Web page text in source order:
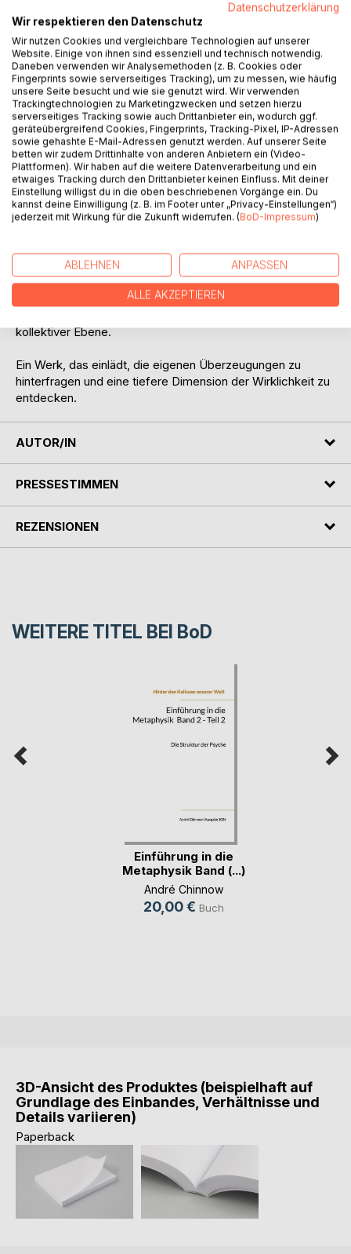
Der Autor diskutiert zentrale Konzepte wie Genie,
Aggression, Intelligenz, Charakter, Beziehungen sowie den
Umgang mit Emotionen und Konflikten. Dabei zieht er
Vergleiche zu Denkern wie Schopenhauer und Laotse und
bezieht sich auf die Seth-Texte von Jane Roberts, um
verschiedene Blickwinkel zu beleuchten.
Ein Schwerpunkt liegt auf der Kraft der Glaubenssätze und
des Willens, die unsere Realität formen. Der Text
hinterfragt die gesellschaftliche Fokussierung auf Leistung
und künstliche Hierarchien und zeigt, wie sich spirituelle
Entwicklung und soziale Strukturen gegenseitig
beeinflussen.
wahre Erkenntnis durch innere Einkehr und Mitgefühl
erreicht wird - und dass alles Seiende miteinander
verbunden ist. Daraus ergibt sich eine erweiterte
kollektiver Ebene.
Ein Werk, das einlädt, die eigenen Überzeugungen zu
hinterfragen und eine tiefere Dimension der Wirklichkeit zu
entdecken.
AUTOR/IN
PRESSESTIMMEN
REZENSIONEN
WEITERE TITEL BEI BoD
Einführung in die
Metaphysik Band (...)
André Chinnow
20,00 € Buch
3D-Ansicht des Produktes (beispielhaft auf
Grundlage des Einbandes, Verhältnisse und
Details variieren)
Paperback
Datenschutzerklärung
Wir respektieren den Datenschutz
Wir nutzen Cookies und vergleichbare Technologien auf unserer
Website. Einige von ihnen sind essenziell und technisch notwendig.
Daneben verwenden wir Analysemethoden (z. B. Cookies oder
Fingerprints sowie serverseitiges Tracking), um zu messen, wie häufig
unsere Seite besucht und wie sie genutzt wird. Wir verwenden
Trackingtechnologien zu Marketingzwecken und setzen hierzu
serverseitiges Tracking sowie auch Drittanbieter ein, wodurch ggf.
geräteübergreifend Cookies, Fingerprints, Tracking-Pixel, IP-Adressen
sowie gehashte E-Mail-Adressen genutzt werden. Auf unserer Seite
betten wir zudem Drittinhalte von anderen Anbietern ein (Video-
Plattformen). Wir haben auf die weitere Datenverarbeitung und ein
etwaiges Tracking durch den Drittanbieter keinen Einfluss. Mit deiner
Einstellung willigst du in die oben beschriebenen Vorgänge ein. Du
kannst deine Einwilligung (z. B. im Footer unter „Privacy-Einstellungen“)
jederzeit mit Wirkung für die Zukunft widerrufen. (BoD-Impressum)
ABLEHNEN ANPASSEN
ALLE AKZEPTIEREN